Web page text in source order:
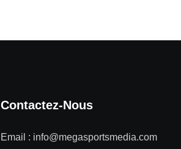
Contactez-Nous
Email : info@megasportsmedia.com